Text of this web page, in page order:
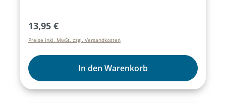
der Reihenfolge der Bibel gelesen werden,
lernt man die Zusammenhänge der Bibel
besser kennen. Der erste Band des Alten
Testaments erzählt die Geschichten von der
Schöpfung der Erde bis zu Jakobs Heirat von
Lea.
Regulärer Preis:
13,95 €
Preise inkl. MwSt. zzgl. Versandkosten
In den Warenkorb